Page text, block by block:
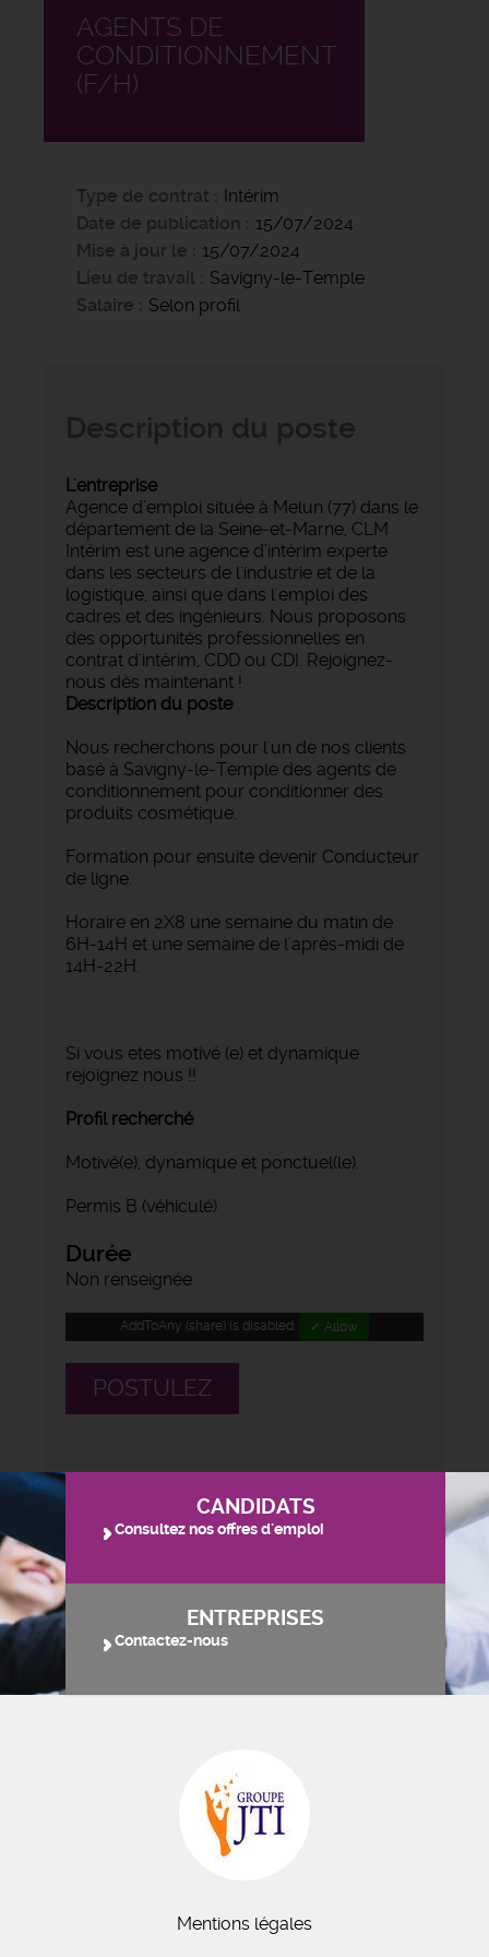
AGENTS DE
CONDITIONNEMENT
(F/H)
Type de contrat
Intérim
Date de publication
15/07/2024
Mise à jour le
15/07/2024
Lieu de travail
Savigny-le-Temple
Salaire
Selon profil
L'entreprise
Agence d’emploi située à Melun (77) dans le
département de la Seine-et-Marne, CLM
Intérim est une agence d’intérim experte
dans les secteurs de l'industrie et de la
logistique, ainsi que dans l'emploi des
cadres et des ingénieurs. Nous proposons
des opportunités professionnelles en
contrat d'intérim, CDD ou CDI. Rejoignez-
nous dès maintenant !
Description du poste
Nous recherchons pour l'un de nos clients
basé à Savigny-le-Temple des agents de
conditionnement pour conditionner des
produits cosmétique.
Formation pour ensuite devenir Conducteur
de ligne.
Horaire en 2X8 une semaine du matin de
6H-14H et une semaine de l'après-midi de
14H-22H.
Si vous etes motivé (e) et dynamique
rejoignez nous !!
Profil recherché
Motivé(e), dynamique et ponctuel(le).
Permis B (véhiculé)
Durée
Non renseignée
AddToAny (share) is disabled. ✓ Allow
POSTULEZ
CANDIDATS
Consultez nos offres d'emploi
ENTREPRISES
Contactez-nous
Mentions légales